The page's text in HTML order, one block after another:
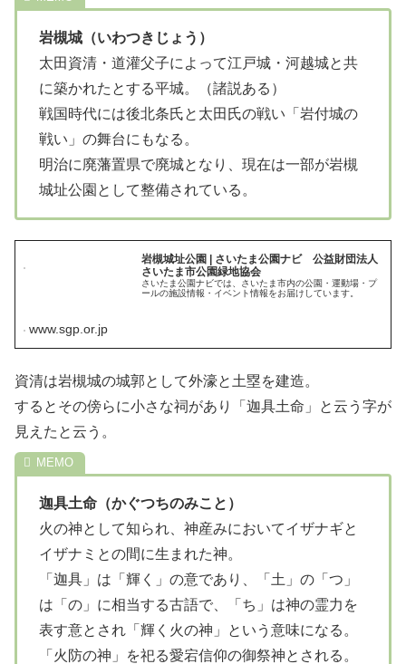
岩槻城（いわつきじょう）
太田資清・道灌父子によって江戸城・河越城と共
に築かれたとする平城。（諸説ある）
戦国時代には後北条氏と太田氏の戦い「岩付城の
戦い」の舞台にもなる。
明治に廃藩置県で廃城となり、現在は一部が岩槻
城址公園として整備されている。
岩槻城址公園 | さいたま公園ナビ 公益財団法人
さいたま市公園緑地協会
さいたま公園ナビでは、さいたま市内の公園・運動場・プ
ールの施設情報・イベント情報をお届けしています。
www.sgp.or.jp
資清は岩槻城の城郭として外濠と土塁を建造。
するとその傍らに小さな祠があり「迦具土命」と云う字が
見えたと云う。
迦具土命（かぐつちのみこと）
火の神として知られ、神産みにおいてイザナギと
イザナミとの間に生まれた神。
「迦具」は「輝く」の意であり、「土」の「つ」
は「の」に相当する古語で、「ち」は神の霊力を
表す意とされ「輝く火の神」という意味になる。
「火防の神」を祀る愛宕信仰の御祭神とされる。